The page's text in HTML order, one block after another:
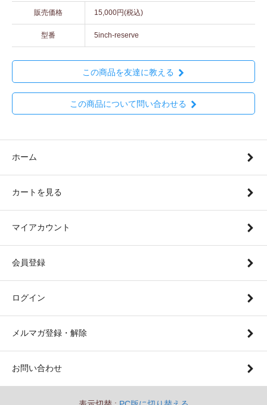
販売価格 15,000円(税込)
型番 5inch-reserve
この商品を友達に教える
この商品について問い合わせる
ホーム
カートを見る
マイアカウント
会員登録
ログイン
メルマガ登録・解除
お問い合わせ